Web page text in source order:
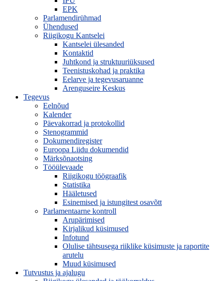
EPK
Parlamendirühmad
Ühendused
Riigikogu Kantselei
Kantselei ülesanded
Kontaktid
Juhtkond ja struktuuriüksused
Teenistuskohad ja praktika
Eelarve ja tegevusaruanne
Arenguseire Keskus
Tegevus
Eelnõud
Kalender
Päevakorrad ja protokollid
Stenogrammid
Dokumendiregister
Euroopa Liidu dokumendid
Märksõnaotsing
Tööülevaade
Riigikogu töögraafik
Statistika
Hääletused
Esinemised ja istungitest osavõtt
Parlamentaarne kontroll
Arupärimised
Kirjalikud küsimused
Infotund
Olulise tähtsusega riiklike küsimuste ja raportite
arutelu
Muud küsimused
Tutvustus ja ajalugu